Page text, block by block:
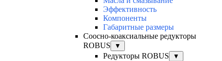
Эффективность
Компоненты
Габаритные размеры
Соосно-коаксиальные редукторы
ROBUS
▼
Редукторы ROBUS ▼